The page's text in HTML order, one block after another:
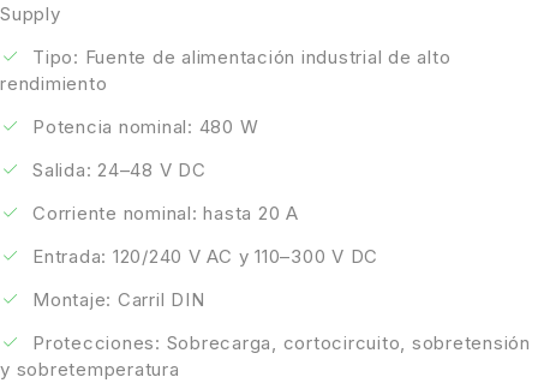
Supply
Tipo: Fuente de alimentación industrial de alto
rendimiento
Potencia nominal: 480 W
Salida: 24–48 V DC
Corriente nominal: hasta 20 A
Entrada: 120/240 V AC y 110–300 V DC
Montaje: Carril DIN
Protecciones: Sobrecarga, cortocircuito, sobretensión
y sobretemperatura